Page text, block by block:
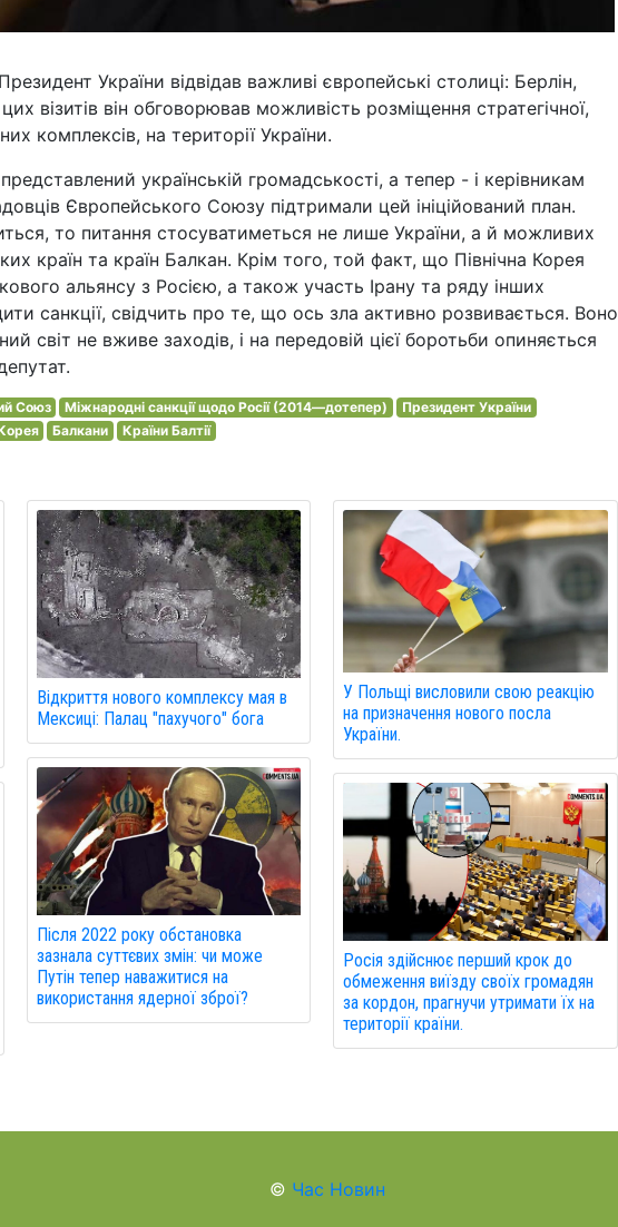
України відвідав важливі європейські столиці: Берлін,
візитів він обговорював можливість розміщення стратегічної,
комплексів, на території України.
українській громадськості, а тепер - і керівникам
Європейського Союзу підтримали цей ініційований план.
то питання стосуватиметься не лише України, а й можливих
країн та країн Балкан. Крім того, той факт, що Північна Корея
альянсу з Росією, а також участь Ірану та ряду інших
санкції, свідчить про те, що ось зла активно розвивається. Воно
світ не вживе заходів, і на передовій цієї боротьби опиняється
Союз Міжнародні санкції щодо Росії (2014—дотепер)
Президент України
Балкани Країни Балтії
Відкриття нового комплексу мая в
Мексиці: Палац "пахучого" бога
Після 2022 року обстановка
зазнала суттєвих змін: чи може
Путін тепер наважитися на
використання ядерної зброї?
У Польщі висловили свою реакцію
на призначення нового посла
України.
Росія здійснює перший крок до
обмеження виїзду своїх громадян
за кордон, прагнучи утримати їх на
території країни.
© Час Новин